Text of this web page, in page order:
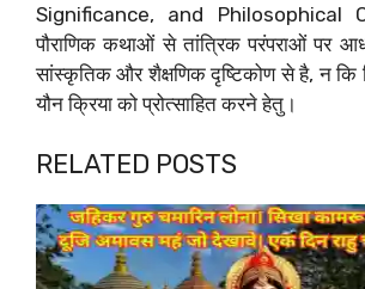
Significance, and Philosophical
पौराणिक कथाओं से तांत्रिक परंपराओं पर
सांस्कृतिक और शैक्षणिक दृष्टिकोण से है, न कि
यौन क्रिया को प्रोत्साहित करने हेतु।
RELATED POSTS